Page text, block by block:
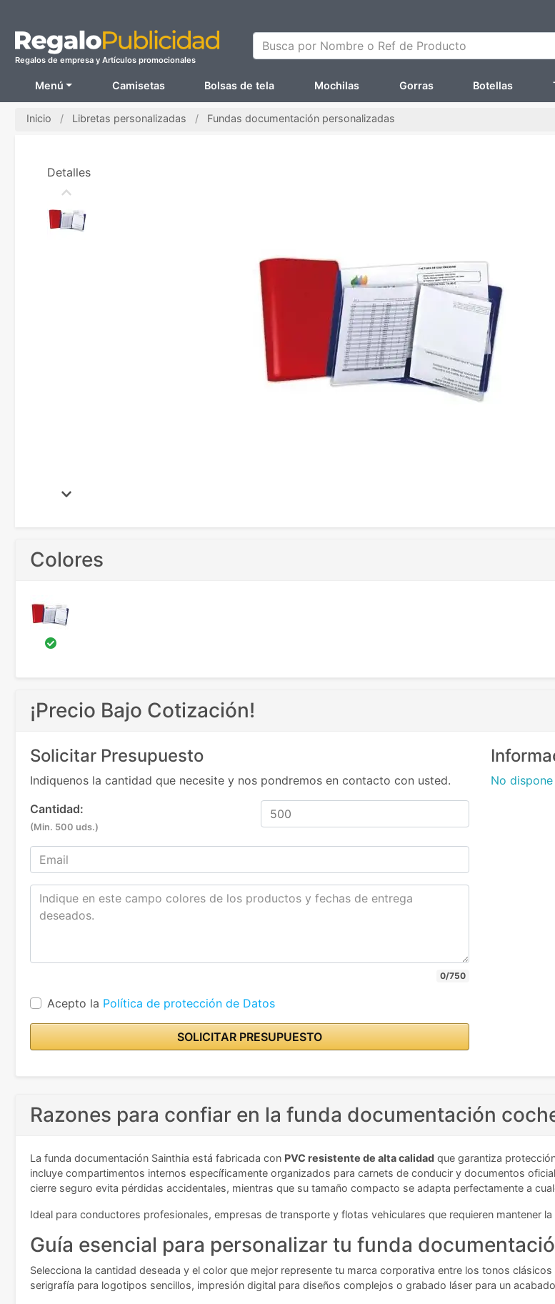
Regalos de empresa y Artículos promocionales
Busca por Nombre o Ref de Producto
Menú Camisetas Bolsas de tela Mochilas Gorras Botellas
Inicio Libretas personalizadas Fundas documentación personalizadas
Detalles
Colores
¡Precio Bajo Cotización!
Solicitar Presupuesto
Indiquenos la cantidad que necesite y nos pondremos en contacto con usted.
Cantidad:
(Min. 500 uds.)
0/750
Acepto la Política de protección de Datos
SOLICITAR PRESUPUESTO
No
Razones para confiar en la funda documentación
La funda documentación Sainthia está fabricada con PVC resistente de alta calidad que garantiza
incluye compartimentos internos específicamente organizados para carnets de conducir y documentos
cierre seguro evita pérdidas accidentales, mientras que su tamaño compacto se adapta perfectamente a
Ideal para conductores profesionales, empresas de transporte y flotas vehiculares que requieren mantener
Guía esencial para personalizar tu funda
Selecciona la cantidad deseada y el color que mejor represente tu marca corporativa entre los tonos
serigrafía para logotipos sencillos, impresión digital para diseños complejos o grabado láser para un